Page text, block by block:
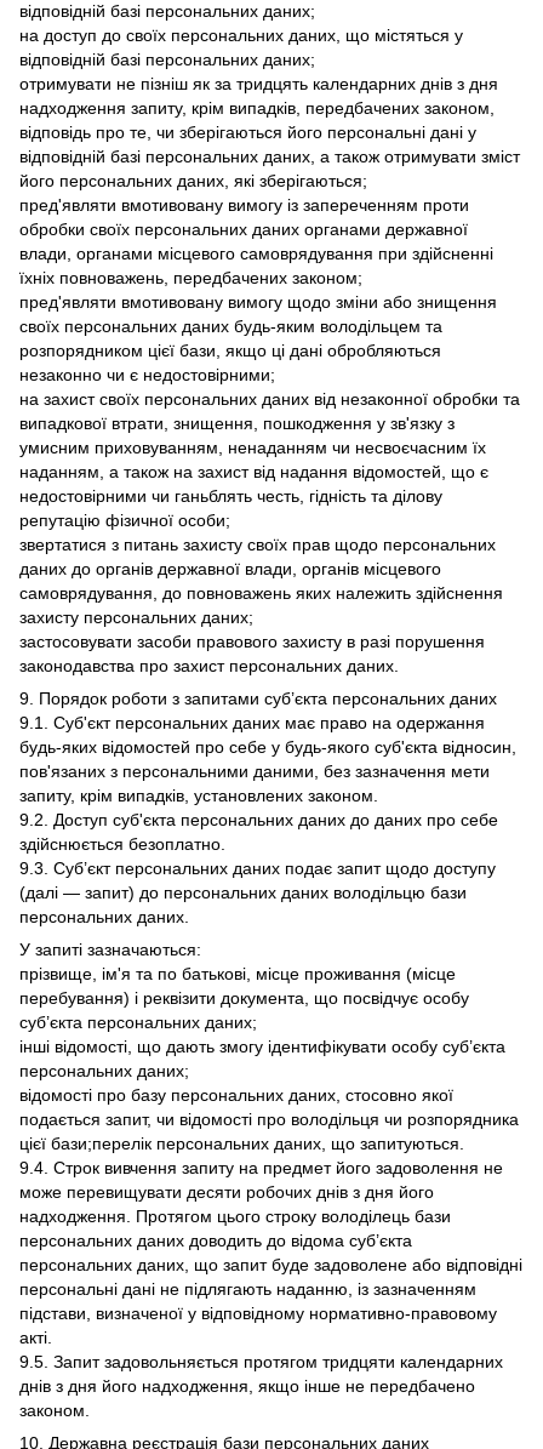
відповідній базі персональних даних;
на доступ до своїх персональних даних, що містяться у
відповідній базі персональних даних;
отримувати не пізніш як за тридцять календарних днів з дня
надходження запиту, крім випадків, передбачених законом,
відповідь про те, чи зберігаються його персональні дані у
відповідній базі персональних даних, а також отримувати зміст
його персональних даних, які зберігаються;
пред'являти вмотивовану вимогу із запереченням проти
обробки своїх персональних даних органами державної
влади, органами місцевого самоврядування при здійсненні
їхніх повноважень, передбачених законом;
пред'являти вмотивовану вимогу щодо зміни або знищення
своїх персональних даних будь-яким володільцем та
розпорядником цієї бази, якщо ці дані обробляються
незаконно чи є недостовірними;
на захист своїх персональних даних від незаконної обробки та
випадкової втрати, знищення, пошкодження у зв'язку з
умисним приховуванням, ненаданням чи несвоєчасним їх
наданням, а також на захист від надання відомостей, що є
недостовірними чи ганьблять честь, гідність та ділову
репутацію фізичної особи;
звертатися з питань захисту своїх прав щодо персональних
даних до органів державної влади, органів місцевого
самоврядування, до повноважень яких належить здійснення
захисту персональних даних;
застосовувати засоби правового захисту в разі порушення
законодавства про захист персональних даних.
9. Порядок роботи з запитами суб’єкта персональних даних
9.1. Суб'єкт персональних даних має право на одержання
будь-яких відомостей про себе у будь-якого суб'єкта відносин,
пов'язаних з персональними даними, без зазначення мети
запиту, крім випадків, установлених законом.
9.2. Доступ суб'єкта персональних даних до даних про себе
здійснюється безоплатно.
9.3. Суб’єкт персональних даних подає запит щодо доступу
(далі — запит) до персональних даних володільцю бази
персональних даних.
У запиті зазначаються:
прізвище, ім'я та по батькові, місце проживання (місце
перебування) і реквізити документа, що посвідчує особу
суб’єкта персональних даних;
інші відомості, що дають змогу ідентифікувати особу суб’єкта
персональних даних;
відомості про базу персональних даних, стосовно якої
подається запит, чи відомості про володільця чи розпорядника
цієї бази;перелік персональних даних, що запитуються.
9.4. Строк вивчення запиту на предмет його задоволення не
може перевищувати десяти робочих днів з дня його
надходження. Протягом цього строку володілець бази
персональних даних доводить до відома суб’єкта
персональних даних, що запит буде задоволене або відповідні
персональні дані не підлягають наданню, із зазначенням
підстави, визначеної у відповідному нормативно-правовому
акті.
9.5. Запит задовольняється протягом тридцяти календарних
днів з дня його надходження, якщо інше не передбачено
законом.
10. Державна реєстрація бази персональних даних